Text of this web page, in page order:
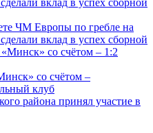
ЧМ Европы по гребле на
вклад в успех сборной
со счётом –
клуб